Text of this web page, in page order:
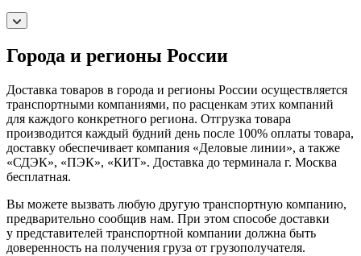
Города и регионы России
Доставка товаров в города и регионы России осуществляется
транспортными компаниями, по расценкам этих компаний
для каждого конкретного региона. Отгрузка товара
производится каждый будний день после 100% оплаты товара,
доставку обеспечивает компания «Деловые линии», а также
«СДЭК», «ПЭК», «КИТ». Доставка до терминала г. Москва
бесплатная.
Вы можете вызвать любую другую транспортную компанию,
предварительно сообщив нам. При этом способе доставки
у представителей транспортной компании должна быть
доверенность на получения груза от грузополучателя.